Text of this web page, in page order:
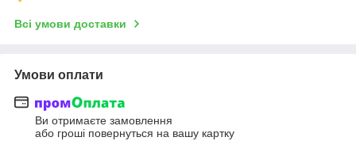
Всі умови доставки
Умови оплати
Ви отримаєте замовлення
або гроші повернуться на вашу картку